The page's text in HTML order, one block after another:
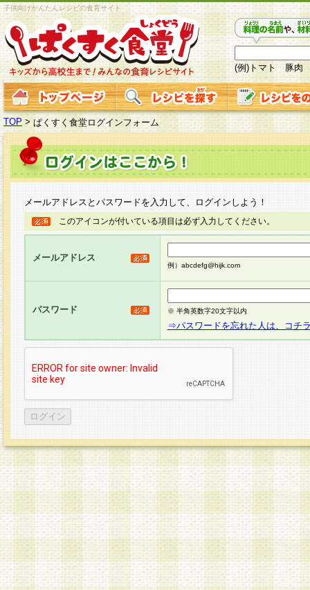
子供向けかんたんレシピの食育サイト
(例)トマト 豚肉
TOP > ぱくすく食堂ログインフォーム
メールアドレスとパスワードを入力して、ログインしよう！
このアイコンが付いている項目は必ず入力してください。
メールアドレス
例）abcdefg@hijk.com
パスワード ※ 半角英数字20文字以内
⇒パスワードを忘れた人は、コチ